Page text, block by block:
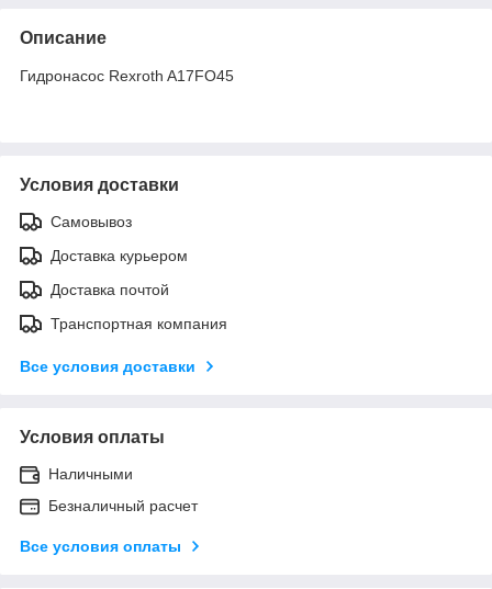
Описание
Гидронасос Rexroth A17FO45
Условия доставки
Самовывоз
Доставка курьером
Доставка почтой
Транспортная компания
Все условия доставки
Условия оплаты
Наличными
Безналичный расчет
Все условия оплаты